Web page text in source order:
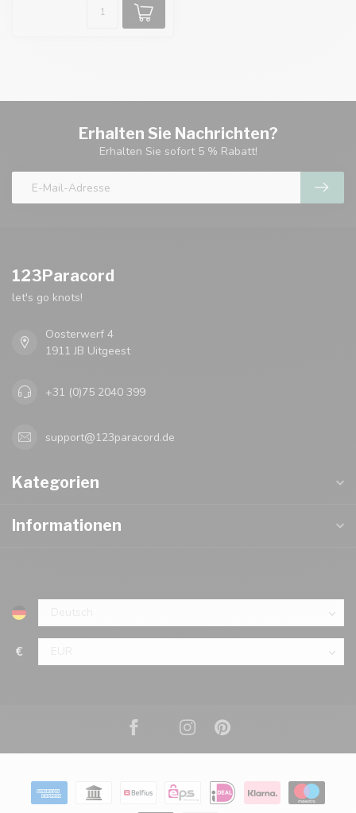
Erhalten Sie Nachrichten?
Erhalten Sie sofort 5 % Rabatt!
123Paracord
let's go knots!
Oosterwerf 4
1911 JB Uitgeest
+31 (0)75 2040 399
support@123paracord.de
Kategorien
Informationen
€